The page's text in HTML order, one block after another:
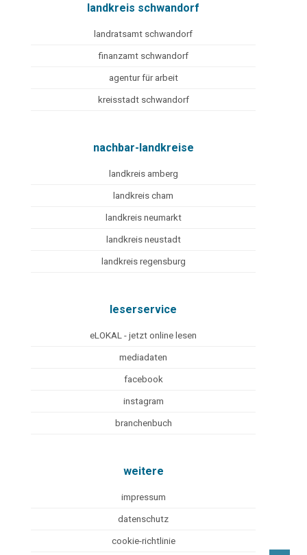
landkreis schwandorf
landratsamt schwandorf
finanzamt schwandorf
agentur für arbeit
kreisstadt schwandorf
nachbar-landkreise
landkreis amberg
landkreis cham
landkreis neumarkt
landkreis neustadt
landkreis regensburg
leserservice
eLOKAL - jetzt online lesen
mediadaten
facebook
instagram
branchenbuch
weitere
impressum
datenschutz
cookie-richtlinie